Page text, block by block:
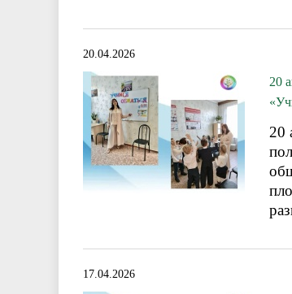
20.04.2026
20
20
17.04.2026